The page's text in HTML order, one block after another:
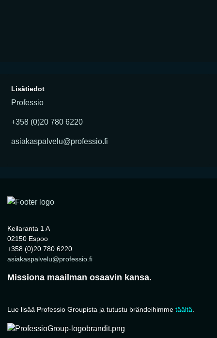
Lisätiedot
Professio
+358 (0)20 780 6220
asiakaspalvelu@professio.fi
Keilaranta 1 A
02150 Espoo
+358 (0)20 780 6220
asiakaspalvelu@professio.fi
Missiona maailman osaavin kansa.
Lue lisää Professio Groupista ja tutustu brändeihimme täältä